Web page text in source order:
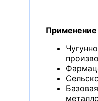
Применение